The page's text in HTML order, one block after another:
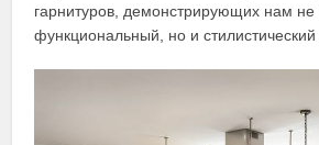
гарнитуров, демонстрирующих нам не
функциональный, но и стилистический